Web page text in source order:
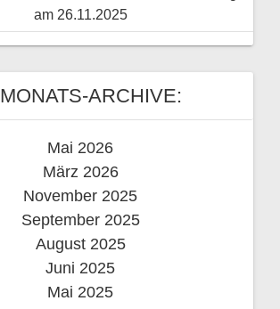
am 26.11.2025
MONATS-ARCHIVE:
Mai 2026
März 2026
November 2025
September 2025
August 2025
Juni 2025
Mai 2025